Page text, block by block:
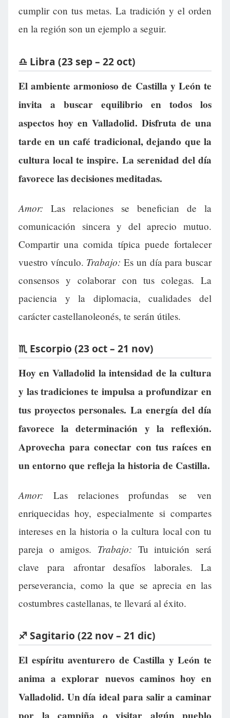
cumplir con tus metas. La tradición y el orden
en la región son un ejemplo a seguir.
♎ Libra (23 sep – 22 oct)
El ambiente armonioso de Castilla y León te
invita a buscar equilibrio en todos los
aspectos hoy en Valladolid. Disfruta de una
tarde en un café tradicional, dejando que la
cultura local te inspire. La serenidad del día
favorece las decisiones meditadas.
Amor: Las relaciones se benefician de la
comunicación sincera y del aprecio mutuo.
Compartir una comida típica puede fortalecer
vuestro vínculo. Trabajo: Es un día para buscar
consensos y colaborar con tus colegas. La
paciencia y la diplomacia, cualidades del
carácter castellanoleonés, te serán útiles.
♏ Escorpio (23 oct – 21 nov)
Hoy en Valladolid la intensidad de la cultura
y las tradiciones te impulsa a profundizar en
tus proyectos personales. La energía del día
favorece la determinación y la reflexión.
Aprovecha para conectar con tus raíces en
un entorno que refleja la historia de Castilla.
Amor: Las relaciones profundas se ven
enriquecidas hoy, especialmente si compartes
intereses en la historia o la cultura local con tu
pareja o amigos. Trabajo: Tu intuición será
clave para afrontar desafíos laborales. La
perseverancia, como la que se aprecia en las
costumbres castellanas, te llevará al éxito.
♐ Sagitario (22 nov – 21 dic)
El espíritu aventurero de Castilla y León te
anima a explorar nuevos caminos hoy en
Valladolid. Un día ideal para salir a caminar